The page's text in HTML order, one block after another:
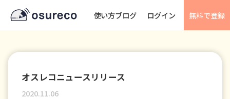
使い方ブログ ログイン 無料で登録
オスレコニュースリリース
2020.11.06